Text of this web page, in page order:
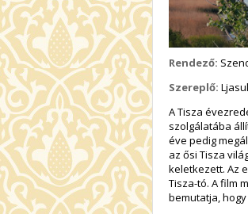
Rendező:
Szereplő:
A Tisza
szolgálatába
éve pedig
az ősi Tisza
keletkezett. Az
Tisza-tó. A film
bemutatja,